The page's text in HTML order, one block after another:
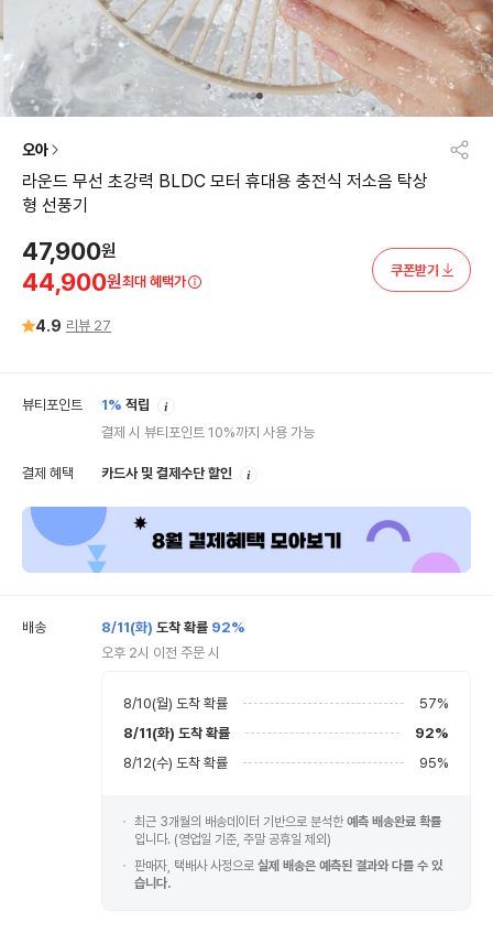
오아
라운드 무선 초강력 BLDC 모터 휴대용 충전식 저소음 탁상
형 선풍기
47,900원
44,900원최대 혜택가
쿠폰받기
4.9 리뷰 27
뷰티포인트 1% 적립
결제 시 뷰티포인트 10%까지 사용 가능
결제 혜택 카드사 및 결제수단 할인
배송 8/11(화) 도착 확률 92%
오후 2시 이전 주문 시
8/10(월) 도착 확률 57%
8/11(화) 도착 확률 92%
8/12(수) 도착 확률 95%
최근 3개월의 배송데이터 기반으로 분석한 예측 배송완료 확률
입니다. (영업일 기준, 주말 공휴일 제외)
판매자, 택배사 사정으로 실제 배송은 예측된 결과와 다를 수 있
습니다.